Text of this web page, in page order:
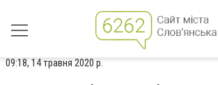
09:18, 14 травня 2020 р.